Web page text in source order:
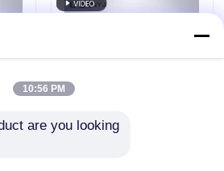
10:56 PM
are you looking